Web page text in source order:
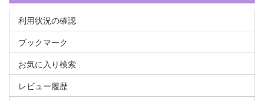
利用状況の確認
ブックマーク
お気に入り検索
レビュー履歴